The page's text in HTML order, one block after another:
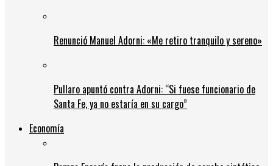
Renunció Manuel Adorni: «Me retiro tranquilo y sereno»
Pullaro apuntó contra Adorni: “Si fuese funcionario de
Santa Fe, ya no estaría en su cargo”
Economía